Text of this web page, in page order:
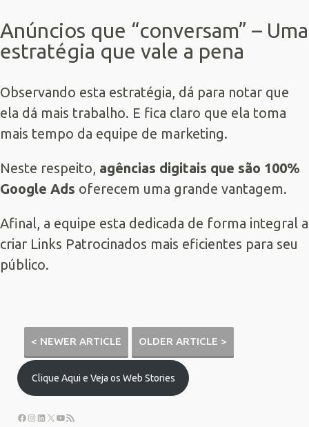
Anúncios que “conversam” – Uma
estratégia que vale a pena
Observando esta estratégia, dá para notar que
ela dá mais trabalho. E fica claro que ela toma
mais tempo da equipe de marketing.
Neste respeito, agências digitais que são 100%
Google Ads oferecem uma grande vantagem.
Afinal, a equipe esta dedicada de forma integral a
criar Links Patrocinados mais eficientes para seu
público.
< NEWER ARTICLE OLDER ARTICLE >
Clique Aqui e Veja os Web Stories